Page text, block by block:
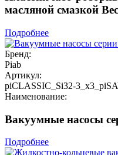
масляной смазкой
Подробнее
Бренд:
Piab
Артикул:
piCLASSIC_Si32-
Наименование:
Вакуумные насосы
Подробнее